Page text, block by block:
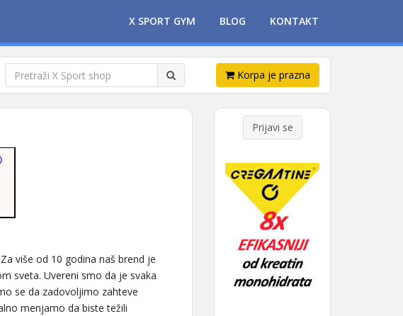
X SPORT GYM BLOG KONTAKT
Korpa je prazna
više od 10 godina naš brend je
sveta. Uvereni smo da je svaka
se da zadovoljimo zahteve
menjamo da biste težili
Prijavi se